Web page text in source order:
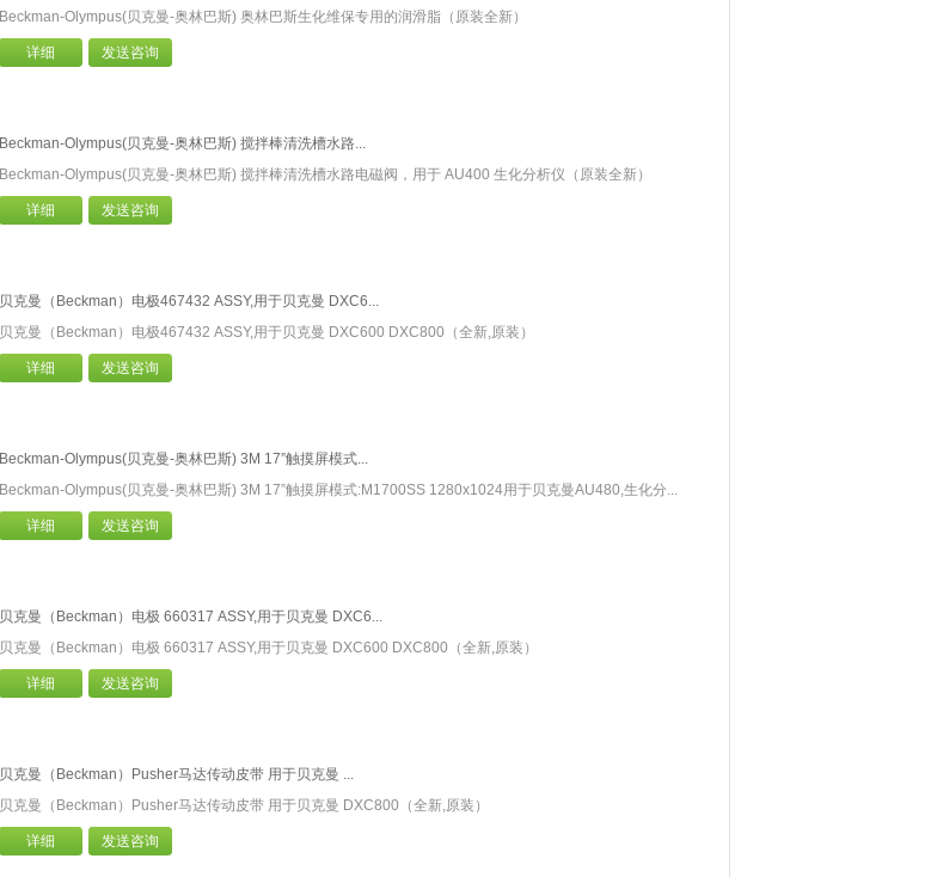
Beckman-Olympus(贝克曼-奥林巴斯) 奥林巴斯生化维保专用的润滑脂（原装全新）
详细 发送咨询
Beckman-Olympus(贝克曼-奥林巴斯) 搅拌棒清洗槽水路...
Beckman-Olympus(贝克曼-奥林巴斯) 搅拌棒清洗槽水路电磁阀，用于 AU400 生化分析仪（原装全新）
详细 发送咨询
贝克曼（Beckman）电极467432 ASSY,用于贝克曼 DXC6...
贝克曼（Beckman）电极467432 ASSY,用于贝克曼 DXC600 DXC800（全新,原装）
详细 发送咨询
Beckman-Olympus(贝克曼-奥林巴斯) 3M 17”触摸屏模式...
Beckman-Olympus(贝克曼-奥林巴斯) 3M 17”触摸屏模式:M1700SS 1280x1024用于贝克曼AU480,生化分...
详细 发送咨询
贝克曼（Beckman）电极 660317 ASSY,用于贝克曼 DXC6...
贝克曼（Beckman）电极 660317 ASSY,用于贝克曼 DXC600 DXC800（全新,原装）
详细 发送咨询
贝克曼（Beckman）Pusher马达传动皮带 用于贝克曼 ...
贝克曼（Beckman）Pusher马达传动皮带 用于贝克曼 DXC800（全新,原装）
详细 发送咨询